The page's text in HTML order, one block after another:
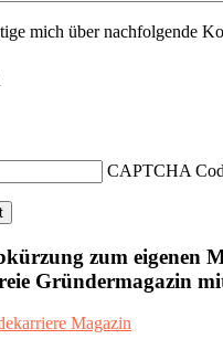
mich über nachfolgende
CAPTCHA
zum eigenen
Gründermagazin